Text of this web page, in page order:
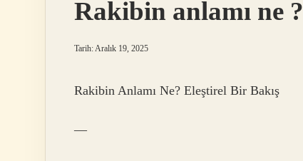
Rakibin anlamı ne ?
Tarih: Aralık 19, 2025
Rakibin Anlamı Ne? Eleştirel Bir Bakış
—